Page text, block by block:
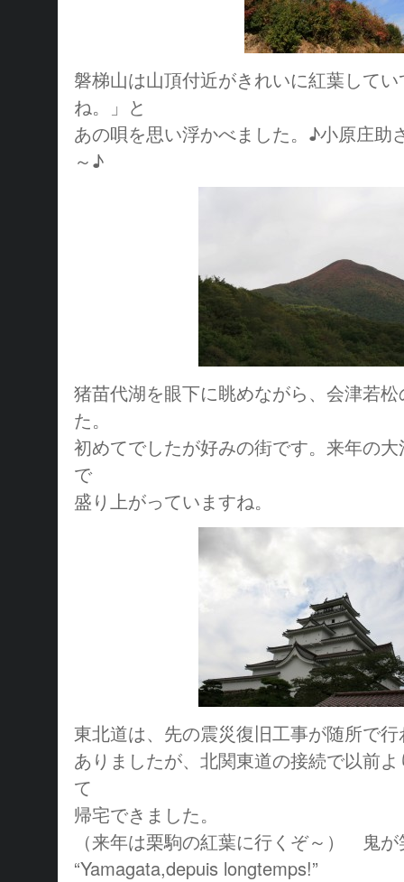
磐梯山は山頂付近がきれいに紅葉して
ね。」と
あの唄を思い浮かべました。♪小原庄助
～♪
猪苗代湖を眼下に眺めながら、会津若
た。
初めてでしたが好みの街です。来年の
で
盛り上がっていますね。
東北道は、先の震災復旧工事が随所で
ありましたが、北関東道の接続で以前
て
帰宅できました。
（来年は栗駒の紅葉に行くぞ～） 鬼
“Yamagata,depuis longtemps!”